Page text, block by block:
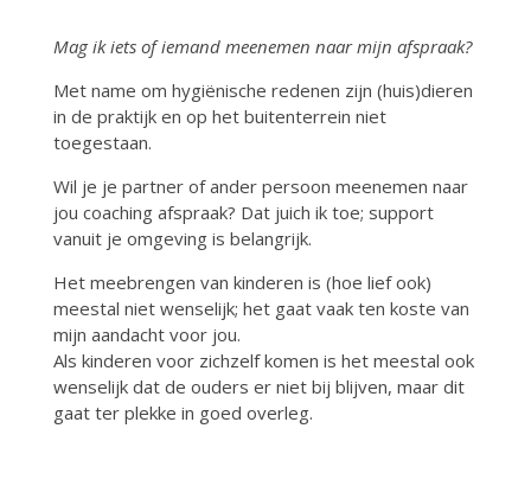
Mag ik iets of iemand meenemen naar mijn afspraak?
Met name om hygiënische redenen zijn (huis)dieren
in de praktijk en op het buitenterrein niet
toegestaan.
Wil je je partner of ander persoon meenemen naar
jou coaching afspraak? Dat juich ik toe; support
vanuit je omgeving is belangrijk.
Het meebrengen van kinderen is (hoe lief ook)
meestal niet wenselijk; het gaat vaak ten koste van
mijn aandacht voor jou.
Als kinderen voor zichzelf komen is het meestal ook
wenselijk dat de ouders er niet bij blijven, maar dit
gaat ter plekke in goed overleg.